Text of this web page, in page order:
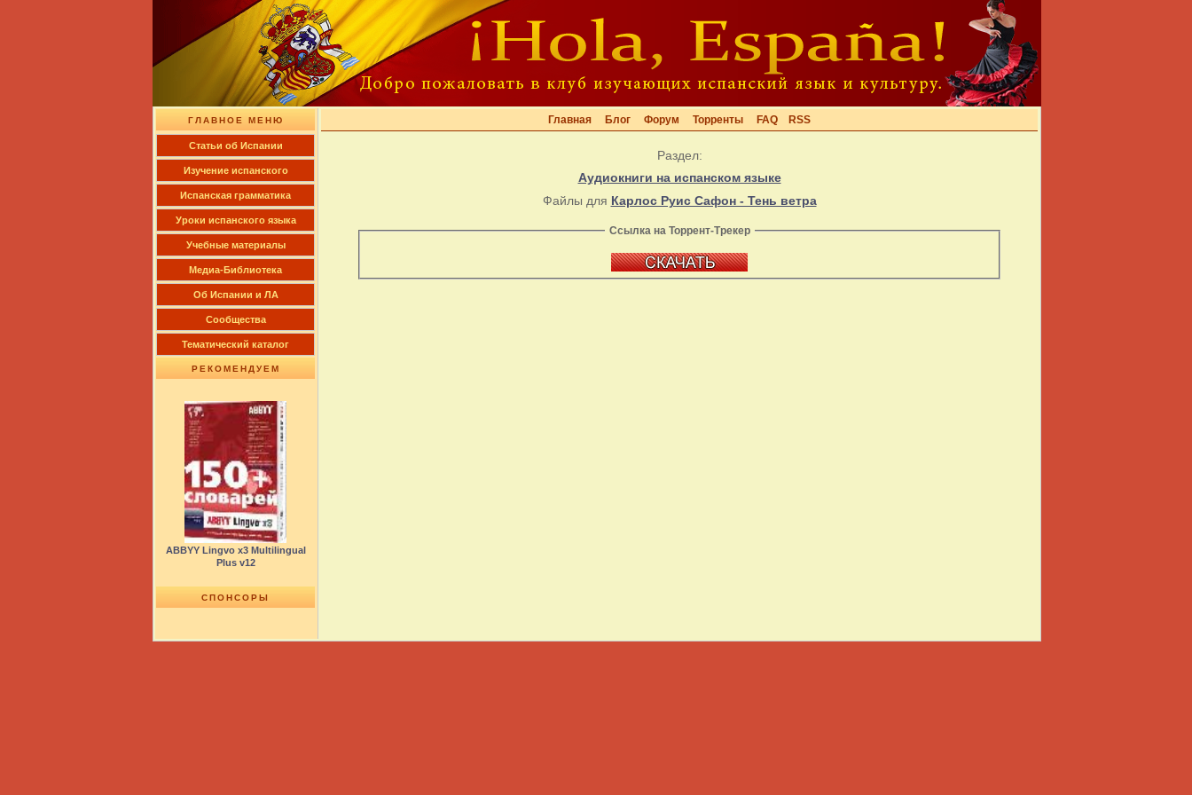
ГЛАВНОЕ МЕНЮ
Cтатьи об Испании
Изучение испанского
Испанская грамматика
Уроки испанского языка
Учебные материалы
Медиа-Библиотека
Об Испании и ЛА
Сообщества
Тематический каталог
РЕКОМЕНДУЕМ
ABBYY Lingvo х3 Multilingual
Plus v12
СПОНСОРЫ
Главная Блог Форум Торренты FAQ RSS
Раздел:
Аудиокниги на испанском языке
Файлы для Карлос Руис Сафон - Тень ветра
Ссылка на Торрент-Трекер